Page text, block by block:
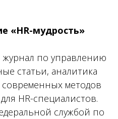
«HR-мудрость»
журнал по управлению
статьи, аналитика
методов
HR-специалистов.
службой по